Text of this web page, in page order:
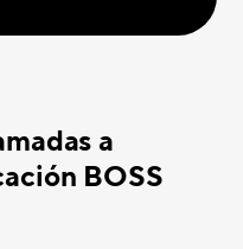
a
BOSS